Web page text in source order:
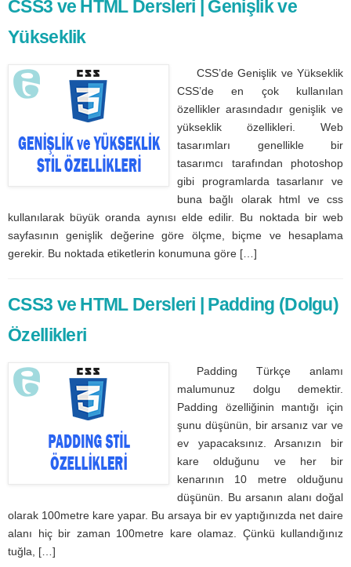
CSS3 ve HTML Dersleri | Genişlik ve
Yükseklik
CSS’de Genişlik ve Yükseklik
CSS’de en çok kullanılan
özellikler arasındadır genişlik ve
yükseklik özellikleri. Web
tasarımları genellikle bir
tasarımcı tarafından photoshop
gibi programlarda tasarlanır ve
buna bağlı olarak html ve css
kullanılarak büyük oranda aynısı elde edilir. Bu noktada bir web
sayfasının genişlik değerine göre ölçme, biçme ve hesaplama
gerekir. Bu noktada etiketlerin konumuna göre […]
CSS3 ve HTML Dersleri | Padding (Dolgu)
Özellikleri
Padding Türkçe anlamı
malumunuz dolgu demektir.
Padding özelliğinin mantığı için
şunu düşünün, bir arsanız var ve
ev yapacaksınız. Arsanızın bir
kare olduğunu ve her bir
kenarının 10 metre olduğunu
düşünün. Bu arsanın alanı doğal
olarak 100metre kare yapar. Bu arsaya bir ev yaptığınızda net daire
alanı hiç bir zaman 100metre kare olamaz. Çünkü kullandığınız
tuğla, […]